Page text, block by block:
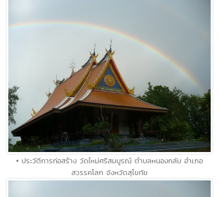
• ประวัติการก่อสร้าง วัดใหม่ศรีสมบูรณ์ ตำบลหนองกลับ อำเภอ
สวรรคโลก จังหวัดสุโขทัย